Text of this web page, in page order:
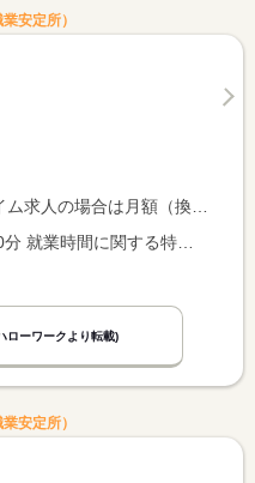
安定所）
、パート求人の場合は時間額を表示しています。
ローワークより転載)
安定所）